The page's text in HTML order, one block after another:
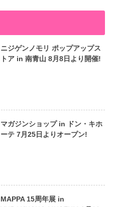
ニジゲンノモリ ポップアップス
トア in 南青山 8月8日より開催!
マガジンショップ in ドン・キホ
ーテ 7月25日よりオープン!
MAPPA 15周年展 in